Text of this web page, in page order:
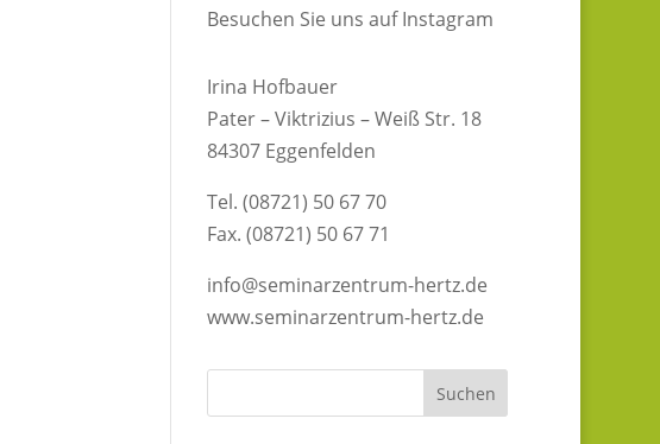
Besuchen Sie uns auf Instagram
Irina Hofbauer
Pater – Viktrizius – Weiß Str. 18
84307 Eggenfelden
Tel. (08721) 50 67 70
Fax. (08721) 50 67 71
info@seminarzentrum-hertz.de
www.seminarzentrum-hertz.de